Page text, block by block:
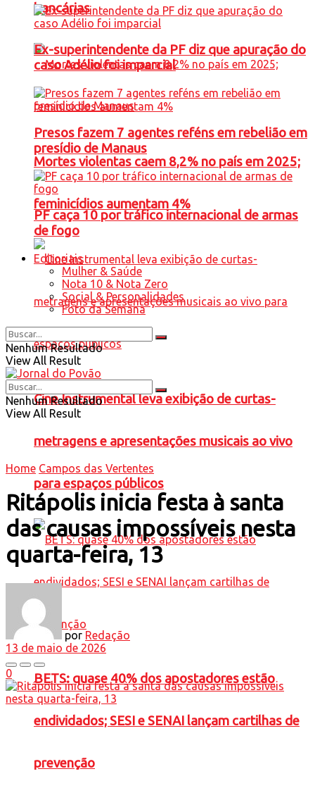
bancárias
Mortes violentas caem 8,2% no país em 2025;
feminicídios aumentam 4%
Cine Instrumental leva exibição de curtas-
metragens e apresentações musicais ao vivo
para espaços públicos
BETS: quase 40% dos apostadores estão
endividados; SESI e SENAI lançam cartilhas de
prevenção
Ex-superintendente da PF diz que apuração do
caso Adélio foi imparcial
Presos fazem 7 agentes reféns em rebelião em
presídio de Manaus
PF caça 10 por tráfico internacional de armas
de fogo
Editoriais
Mulher & Saúde
Nota 10 & Nota Zero
Social & Personalidades
Foto da Semana
Nenhum Resultado
View All Result
Nenhum Resultado
View All Result
Home Campos das Vertentes
Ritápolis inicia festa à santa
das causas impossíveis nesta
quarta-feira, 13
por Redação
13 de maio de 2026
0